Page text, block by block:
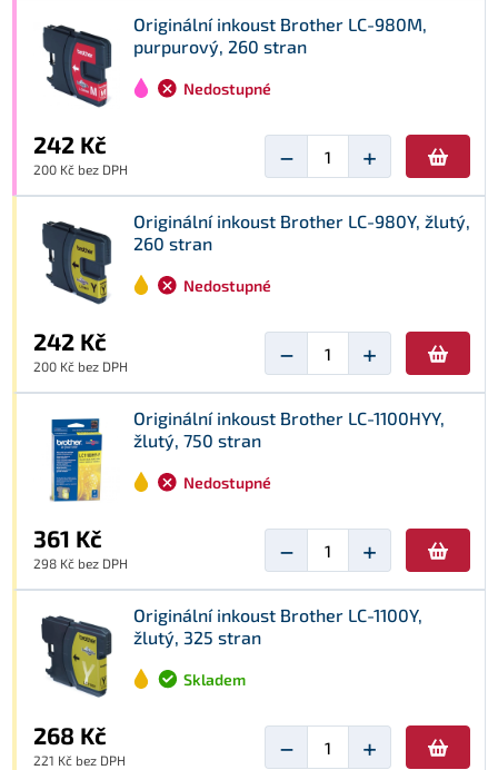
Originální inkoust Brother LC-980M,
purpurový, 260 stran
Nedostupné
242 Kč
200 Kč bez DPH − +
Originální inkoust Brother LC-980Y, žlutý,
260 stran
Nedostupné
242 Kč
200 Kč bez DPH − +
Originální inkoust Brother LC-1100HYY,
žlutý, 750 stran
Nedostupné
361 Kč
298 Kč bez DPH − +
Originální inkoust Brother LC-1100Y,
žlutý, 325 stran
Skladem
268 Kč
221 Kč bez DPH − +